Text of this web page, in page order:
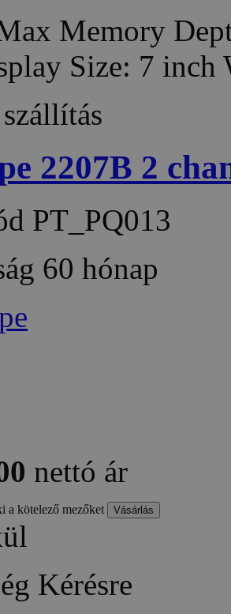
Memory
Size: 7
2207B 2
PT_PQ013
60 hónap
nettó ár
a kötelező mezőket
Kérésre